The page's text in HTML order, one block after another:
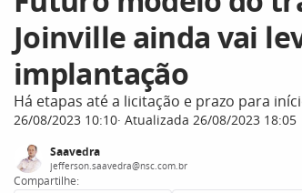
Joinville ainda vai
implantação
Há etapas até a licitação e prazo para
26/08/2023 10:10 Atualizada 26/08/2023 18:05
Saavedra
jefferson.saavedra@nsc.com.br
Compartilhe: